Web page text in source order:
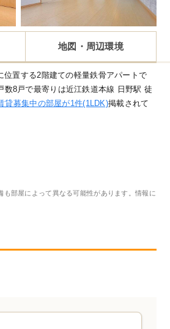
地図・周辺環境
位置する2階建ての軽量鉄骨アパートで
数8戸で最寄りは近江鉄道本線 日野駅 徒
貸募集中の部屋が1件(1LDK)掲載されて
部屋によって異なる可能性があります。情報に